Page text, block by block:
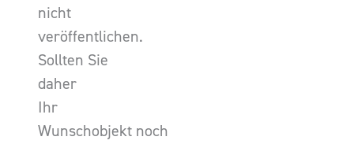
nicht
veröffentlichen.
Sollten Sie
daher
Ihr
Wunschobjekt noch